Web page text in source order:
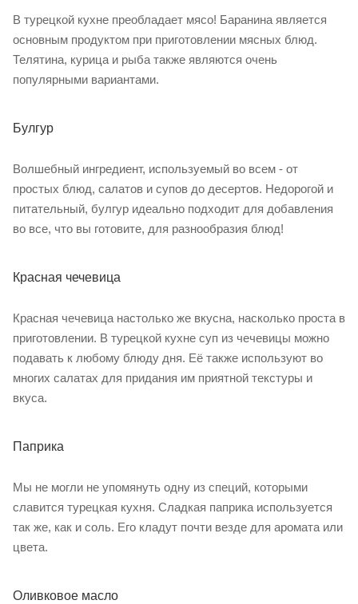
В турецкой кухне преобладает мясо! Баранина является
основным продуктом при приготовлении мясных блюд.
Телятина, курица и рыба также являются очень
популярными вариантами.
Булгур
Волшебный ингредиент, используемый во всем - от
простых блюд, салатов и супов до десертов. Недорогой и
питательный, булгур идеально подходит для добавления
во все, что вы готовите, для разнообразия блюд!
Красная чечевица
Красная чечевица настолько же вкусна, насколько проста в
приготовлении. В турецкой кухне суп из чечевицы можно
подавать к любому блюду дня. Её также используют во
многих салатах для придания им приятной текстуры и
вкуса.
Паприка
Мы не могли не упомянуть одну из специй, которыми
славится турецкая кухня. Сладкая паприка используется
так же, как и соль. Его кладут почти везде для аромата или
цвета.
Оливковое масло